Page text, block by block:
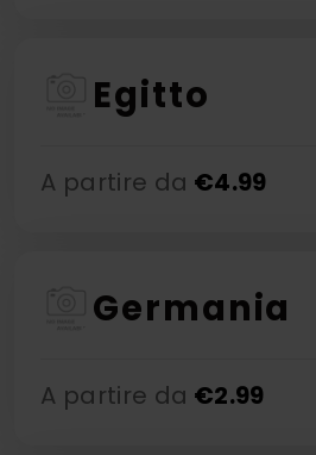
Egitto
A partire da €4.99
Germania
A partire da €2.99